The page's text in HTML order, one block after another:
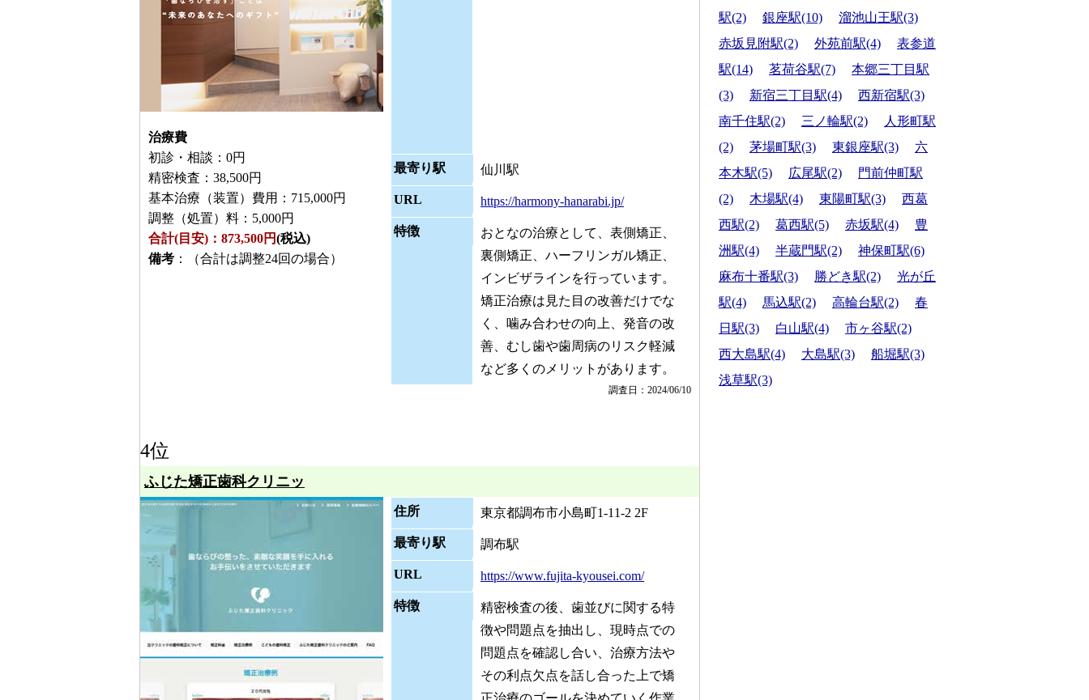
治療費
初診・相談：0円
精密検査：38,500円
基本治療（装置）費用：715,000円
調整（処置）料：5,000円
合計(目安)：873,500円(税込)
備考 ：（合計は調整24回の場合）
最寄り駅 仙川駅
URL https://harmony-hanarabi.jp/
特徴
おとなの治療として、表側矯正、
裏側矯正、ハーフリンガル矯正、
インビザラインを行っています。
矯正治療は見た目の改善だけでな
く、噛み合わせの向上、発音の改
善、むし歯や歯周病のリスク軽減
など多くのメリットがあります。
調査日：2024/06/10
4位
ふじた矯正歯科クリニッ
住所 東京都調布市小島町1-11-2 2F
最寄り駅 調布駅
URL https://www.fujita-kyousei.com/
特徴
精密検査の後、歯並びに関する特
徴や問題点を抽出し、現時点での
問題点を確認し合い、治療方法や
その利点欠点を話し合った上で矯
駅(2)
銀座駅(10)
溜池山王駅(3)
赤坂見附駅(2)
外苑前駅(4)
表参道
駅(14)
茗荷谷駅(7)
本郷三丁目駅
(3)
新宿三丁目駅(4)
西新宿駅(3)
南千住駅(2)
三ノ輪駅(2)
人形町駅
(2)
茅場町駅(3) 東銀座駅(3)
六
本木駅(5)
広尾駅(2)
門前仲町駅
(2)
木場駅(4) 東陽町駅(3)
西葛
西駅(2)
葛西駅(5) 赤坂駅(4)
豊
洲駅(4)
半蔵門駅(2)
神保町駅(6)
麻布十番駅(3)
勝どき駅(2)
光が丘
駅(4)
馬込駅(2) 高輪台駅(2)
春
日駅(3)
白山駅(4)
市ヶ谷駅(2)
西大島駅(4)
大島駅(3)
船堀駅(3)
浅草駅(3)